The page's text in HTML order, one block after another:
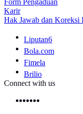
Karir
Hak Jawab dan Koreksi
Liputan6
Bola.com
Fimela
Brilio
Connect with us